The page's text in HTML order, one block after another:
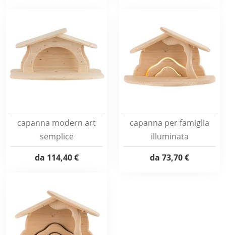
capanna modern art
semplice
da 114,40 €
capanna per famiglia
illuminata
da 73,70 €